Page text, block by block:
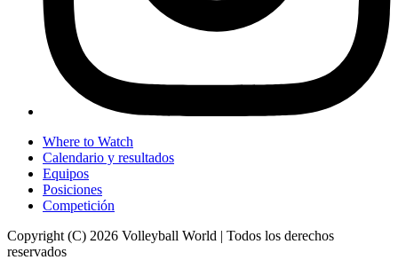
Where to Watch
Calendario y resultados
Equipos
Posiciones
Competición
Copyright (C) 2026 Volleyball World | Todos los derechos
reservados